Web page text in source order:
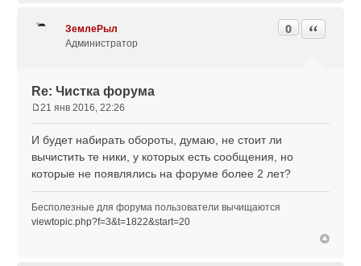
ЗемлеРыл
Администратор
Re: Чистка форума
0 Цитата
о
б
щ
е
н
и
21 янв 2016, 22:26
И будет набирать обороты, думаю, не стоит ли
вычистить те ники, у которых есть сообщения, но
которые не появлялись на форуме более 2 лет?
Бесполезные для форума пользователи вычищаются
viewtopic.php?f=3&t=1822&start=20